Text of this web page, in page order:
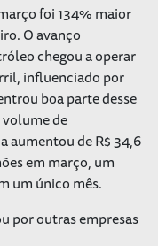
foi 134% maior
O avanço
chegou a operar
influenciado por
boa parte desse
de
aumentou de R$ 34,6
em março, um
um único mês.
por outras empresas